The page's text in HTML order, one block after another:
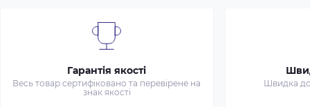
Гарантія якості
Весь товар сертифіковано та перевірене на
знак якості
Швидка